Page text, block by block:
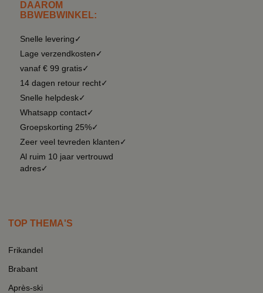
DAAROM
BBWEBWINKEL:
Snelle levering✓
Lage verzendkosten✓
vanaf € 99 gratis✓
14 dagen retour recht✓
Snelle helpdesk✓
Whatsapp contact✓
Groepskorting 25%✓
Zeer veel tevreden klanten✓
Al ruim 10 jaar vertrouwd
adres✓
TOP THEMA'S
Frikandel
Brabant
Après-ski